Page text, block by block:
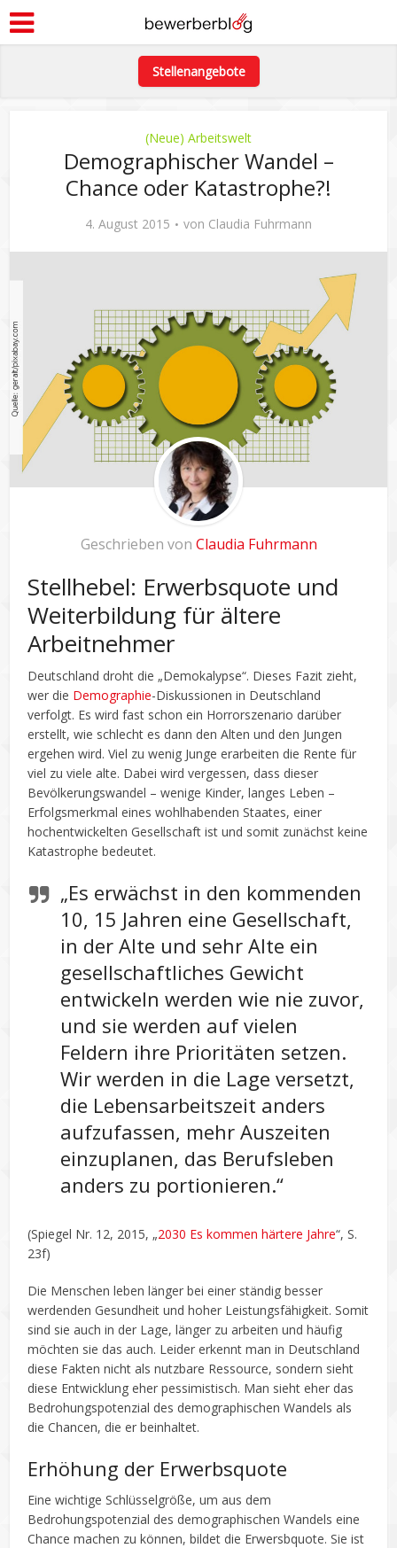
Stellenangebote
(Neue) Arbeitswelt
Demographischer Wandel –
Chance oder Katastrophe?!
4. August 2015 von Claudia Fuhrmann
Geschrieben von Claudia Fuhrmann
Stellhebel: Erwerbsquote und
Weiterbildung für ältere
Arbeitnehmer
Deutschland droht die „Demokalypse“. Dieses Fazit zieht,
wer die Demographie-Diskussionen in Deutschland
verfolgt. Es wird fast schon ein Horrorszenario darüber
erstellt, wie schlecht es dann den Alten und den Jungen
ergehen wird. Viel zu wenig Junge erarbeiten die Rente für
viel zu viele alte. Dabei wird vergessen, dass dieser
Bevölkerungswandel – wenige Kinder, langes Leben –
Erfolgsmerkmal eines wohlhabenden Staates, einer
hochentwickelten Gesellschaft ist und somit zunächst keine
Katastrophe bedeutet.
„Es erwächst in den kommenden
10, 15 Jahren eine Gesellschaft,
in der Alte und sehr Alte ein
gesellschaftliches Gewicht
entwickeln werden wie nie zuvor,
und sie werden auf vielen
Feldern ihre Prioritäten setzen.
Wir werden in die Lage versetzt,
die Lebensarbeitszeit anders
aufzufassen, mehr Auszeiten
einzuplanen, das Berufsleben
anders zu portionieren.“
(Spiegel Nr. 12, 2015, „2030 Es kommen härtere Jahre“, S.
23f)
Die Menschen leben länger bei einer ständig besser
werdenden Gesundheit und hoher Leistungsfähigkeit. Somit
sind sie auch in der Lage, länger zu arbeiten und häufig
möchten sie das auch. Leider erkennt man in Deutschland
diese Fakten nicht als nutzbare Ressource, sondern sieht
diese Entwicklung eher pessimistisch. Man sieht eher das
Bedrohungspotenzial des demographischen Wandels als
die Chancen, die er beinhaltet.
Erhöhung der Erwerbsquote
Eine wichtige Schlüsselgröße, um aus dem
Bedrohungspotenzial des demographischen Wandels eine
Chance machen zu können, bildet die Erwersbquote. Sie ist